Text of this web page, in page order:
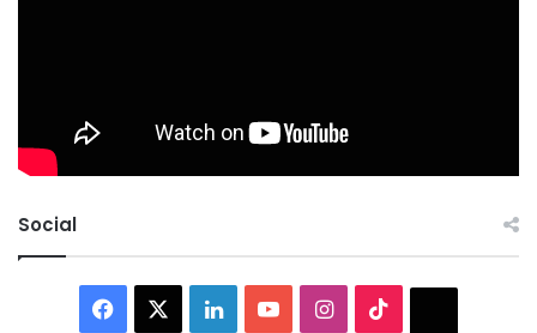
Social
Facebook LinkedInYouTubeInstagram